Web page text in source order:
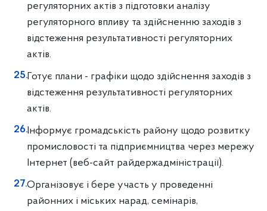
регуляторних актів з підготовки аналізу
регуляторного впливу та здійсненню заходів з
відстеження результативності регуляторних
актів.
Готує плани - графіки щодо здійснення заходів з
відстеження результативності регуляторних
актів.
Інформує громадськість району щодо розвитку
промисловості та підприємництва через мережу
Інтернет (веб-сайт райдержадміністрації).
Організовує і бере участь у проведенні
районних і міських нарад, семінарів,